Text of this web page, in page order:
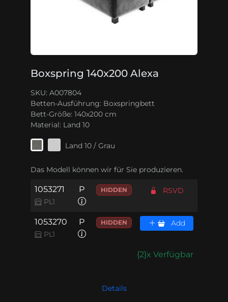
Boxspring 140x200 Alexa
SKU: A007804
Betten-Ausführung: Boxspringbett
Bett-Größe: 140x200 cm
Material: Land 10
Land 10 / Grau
Das Modell können wir für Sie produzieren.
1053271
PL1
P HIDDEN RSVD
1053270
PL1
P HIDDEN Add
{2}x Verfügbar
Details